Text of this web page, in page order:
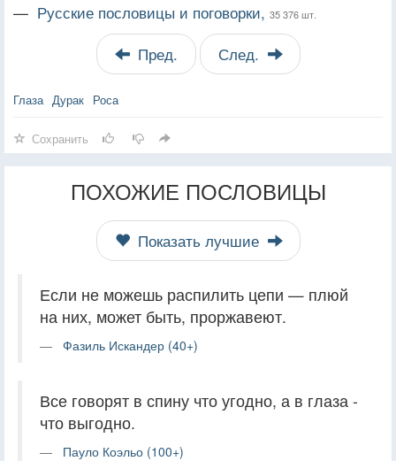
— Русские пословицы и поговорки, 35 376 шт.
Пред. След.
Глаза Дурак Роса
Сохранить
ПОХОЖИЕ ПОСЛОВИЦЫ
Показать лучшие
Если не можешь распилить цепи — плюй
на них, может быть, проржавеют.
Фазиль Искандер (40+)
Все говорят в спину что угодно, а в глаза -
что выгодно.
Пауло Коэльо (100+)